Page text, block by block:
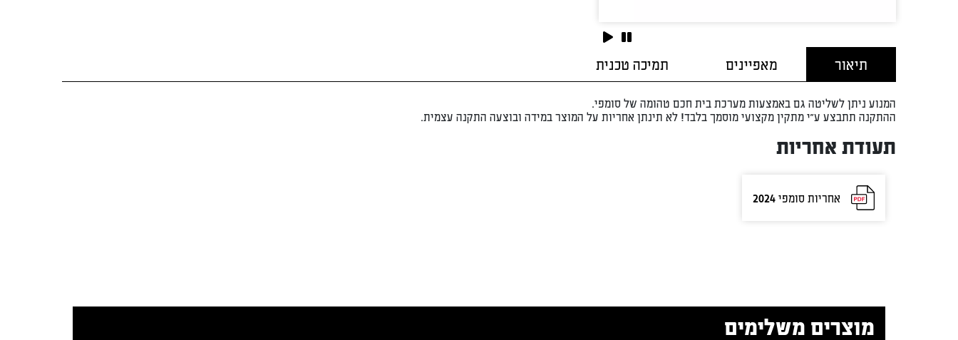
תיאור מאפיינים תמיכה טכנית
המנוע ניתן לשליטה גם באמצעות מערכת בית חכם טהומה של סומפי.
ההתקנה תתבצע ע”י מתקין מקצועי מוסמך בלבד! לא תינתן אחריות על המוצר במידה ובוצעה התקנה עצמית.
תעודת אחריות
אחריות סומפי 2024
מוצרים משלימים